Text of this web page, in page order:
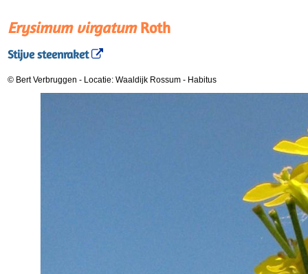
Erysimum virgatumRoth
Stijve steenraket
© Bert Verbruggen - Locatie: Waaldijk Rossum - Habitus